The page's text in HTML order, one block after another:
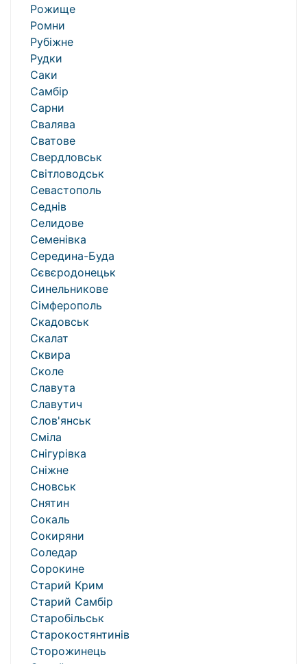
Рожище
Ромни
Рубіжне
Рудки
Саки
Самбір
Сарни
Свалява
Сватове
Свердловськ
Світловодськ
Севастополь
Седнів
Селидове
Семенівка
Середина-Буда
Сєвєродонецьк
Синельникове
Сімферополь
Скадовськ
Скалат
Сквира
Сколе
Славута
Славутич
Слов'янськ
Сміла
Снігурівка
Сніжне
Сновськ
Снятин
Сокаль
Сокиряни
Соледар
Сорокине
Старий Крим
Старий Самбір
Старобільськ
Старокостянтинів
Сторожинець